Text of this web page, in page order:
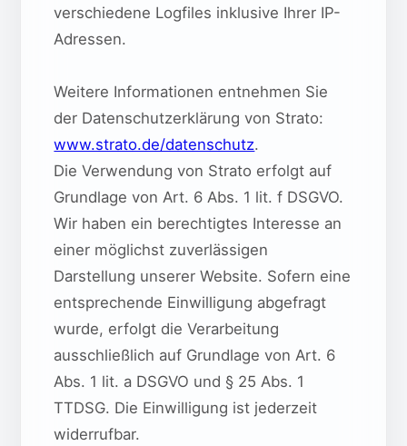
verschiedene Logfiles inklusive Ihrer IP-
Adressen.
Weitere Informationen entnehmen Sie
der Datenschutzerklärung von Strato:
www.strato.de/datenschutz.
Die Verwendung von Strato erfolgt auf
Grundlage von Art. 6 Abs. 1 lit. f DSGVO.
Wir haben ein berechtigtes Interesse an
einer möglichst zuverlässigen
Darstellung unserer Website. Sofern eine
entsprechende Einwilligung abgefragt
wurde, erfolgt die Verarbeitung
ausschließlich auf Grundlage von Art. 6
Abs. 1 lit. a DSGVO und § 25 Abs. 1
TTDSG. Die Einwilligung ist jederzeit
widerrufbar.